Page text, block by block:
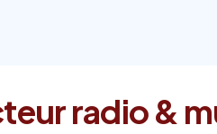
radio &